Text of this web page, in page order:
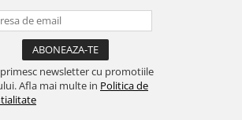
newsletter cu promotiile
Afla mai multe in Politica de